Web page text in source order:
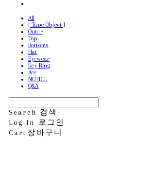
All
[ Tape Object ]
Outer
Top
Bottoms
Hat
Eyewear
Key Ring
Acc
NOTICE
Q&A
Search 검색
Log In
로그인
Cart 장바구니